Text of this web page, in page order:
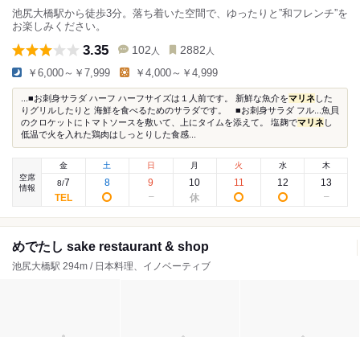
池尻大橋駅から徒歩3分。落ち着いた空間で、ゆったりと”和フレンチ”を
お楽しみください。
3.35 102 人 2882 人
￥6,000～￥7,999 ￥4,000～￥4,999
...■お刺身サラダ ハーフ ハーフサイズは１人前です。 新鮮な魚介をマリネした
りグリルしたりと 海鮮を食べるためのサラダです。 ■お刺身サラダ フル...魚貝
のクロケットにトマトソースを敷いて、上にタイムを添えて。 塩麹でマリネし
低温で火を入れた鶏肉はしっとりした食感...
空席
情報
金
8/7
土
8
日
9
月
10
火
11
水
12
木
13
めでたし sake restaurant & shop
池尻大橋駅 294m / 日本料理、イノベーティブ